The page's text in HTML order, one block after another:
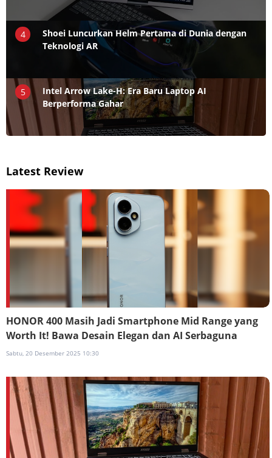
4
Shoei Luncurkan Helm Pertama di Dunia dengan
Teknologi AR
5
Intel Arrow Lake-H: Era Baru Laptop AI
Berperforma Gahar
Latest Review
HONOR 400 Masih Jadi Smartphone Mid Range yang
Worth It! Bawa Desain Elegan dan AI Serbaguna
Sabtu, 20 Desember 2025 10:30